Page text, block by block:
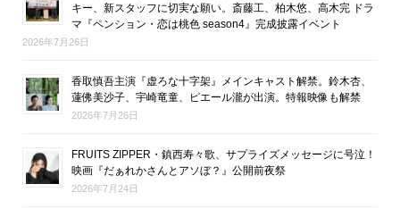
キー、新スタッフに切実な願い。斎藤工、柏木悠、高木完 ドラ
マ『ペンション・恋は桃色 season4』完成披露イベント
2026年7月26日
香取慎吾主演『虚ろな十字架』メインキャスト解禁。鈴木杏、
蓮佛美沙子、宇崎竜童、ピエール瀧が出演。特報映像も解禁
2026年7月26日
FRUITS ZIPPER・鎮西寿々歌、サプライズメッセージに号泣！
映画『だぁれかさんとアソぼ？』公開前夜祭
2026年7月24日